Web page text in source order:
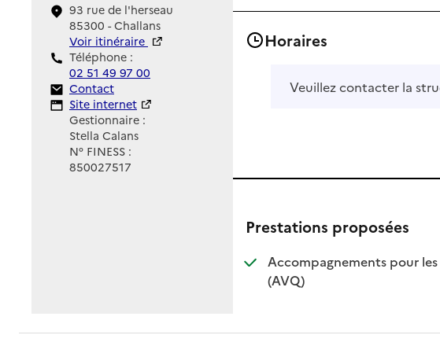
93 rue de l'herseau
85300 - Challans
Voir itinéraire
Téléphone :
02 51 49 97 00
Contact
Contact
Site Internet
Site internet
Gestionnaire :
Stella Calans
N° FINESS :
850027517
Horaires
Veuillez contacter la
Prestations proposées
Accompagnements pour
(AVQ)
: disponible
: non disponible